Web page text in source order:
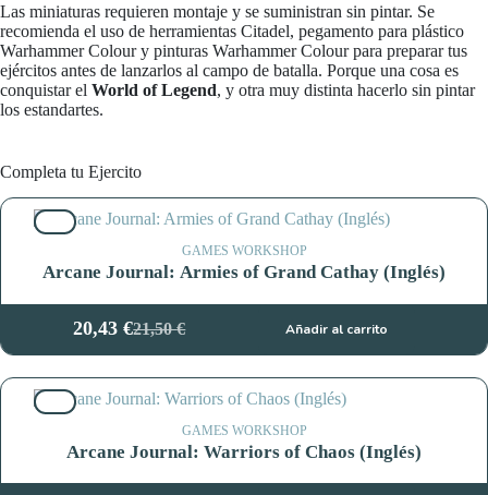
Las miniaturas requieren montaje y se suministran sin pintar. Se
recomienda el uso de herramientas Citadel, pegamento para plástico
Warhammer Colour y pinturas Warhammer Colour para preparar tus
ejércitos antes de lanzarlos al campo de batalla. Porque una cosa es
conquistar el World of Legend, y otra muy distinta hacerlo sin pintar
los estandartes.
Completa tu Ejercito
GAMES WORKSHOP
Arcane Journal: Armies of Grand Cathay (Inglés)
21,50€
El
precio
original
era:
21,50 €.
20,43€El
precio
actual
es:
20,43 €.
Añadir al carrito
GAMES WORKSHOP
Arcane Journal: Warriors of Chaos (Inglés)